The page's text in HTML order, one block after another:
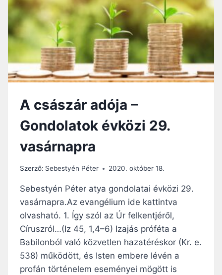
J
,
D
E
M
U
Z
J
–
O
D
L
A
T
O
É
V
A császár adója –
Gondolatok évközi 29.
vasárnapra
Szerző: Sebestyén Péter 2020. október 18.
Sebestyén Péter atya gondolatai évközi 29.
vasárnapra.Az evangélium ide kattintva
olvasható. 1. Így szól az Úr felkentjéről,
Círuszról…(Iz 45, 1,4–6) Izajás próféta a
Babilonból való közvetlen hazatéréskor (Kr. e.
538) működött, és Isten embere lévén a
profán történelem eseményei mögött is